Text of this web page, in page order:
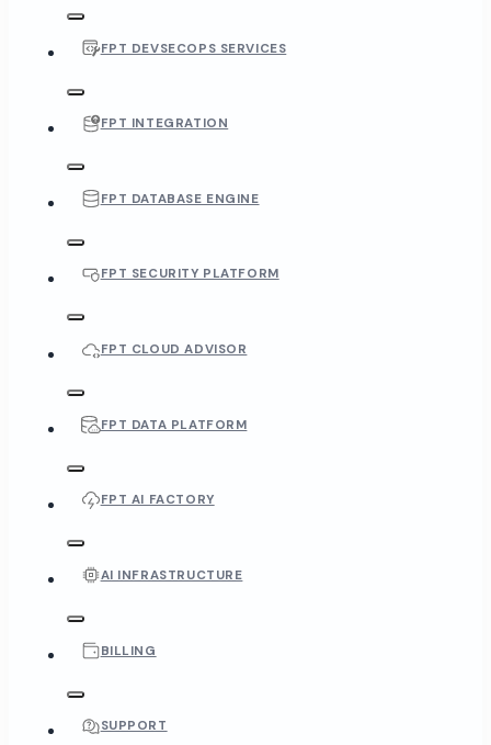
FPT DEVSECOPS SERVICES
FPT INTEGRATION
FPT DATABASE ENGINE
FPT SECURITY PLATFORM
FPT CLOUD ADVISOR
FPT DATA PLATFORM
FPT AI FACTORY
AI INFRASTRUCTURE
BILLING
SUPPORT